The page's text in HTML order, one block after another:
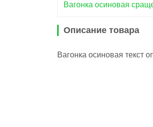
Вагонка осиновая
Описание товара
Вагонка осиновая текст